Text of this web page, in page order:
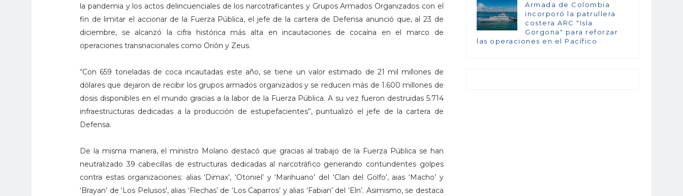
la pandemia y los actos delincuenciales de los narcotraficantes y Grupos Armados Organizados con el
fin de limitar el accionar de la Fuerza Pública, el jefe de la cartera de Defensa anunció que, al 23 de
diciembre, se alcanzó la cifra histórica más alta en incautaciones de cocaína en el marco de
operaciones transnacionales como Orión y Zeus.
“Con 659 toneladas de coca incautadas este año, se tiene un valor estimado de 21 mil millones de
dólares que dejaron de recibir los grupos armados organizados y se reducen más de 1.600 millones de
dosis disponibles en el mundo gracias a la labor de la Fuerza Pública. A su vez fueron destruidas 5.714
infraestructuras dedicadas a la producción de estupefacientes”, puntualizó el jefe de la cartera de
Defensa.
De la misma manera, el ministro Molano destacó que gracias al trabajo de la Fuerza Pública se han
neutralizado 39 cabecillas de estructuras dedicadas al narcotráfico generando contundentes golpes
contra estas organizaciones: alias ‘Dimax’, ‘Otoniel’ y ‘Marihuano’ del ‘Clan del Golfo’, aias ‘Macho’ y
‘Brayan’ de ‘Los Pelusos’, alias ‘Flechas’ de ‘Los Caparros’ y alias ‘Fabian’ del ‘Eln’. Asimismo, se destaca
Armada de Colombia
incorporó la patrullera
costera ARC "Isla
Gorgona" para reforzar
las operaciones en el Pacífico